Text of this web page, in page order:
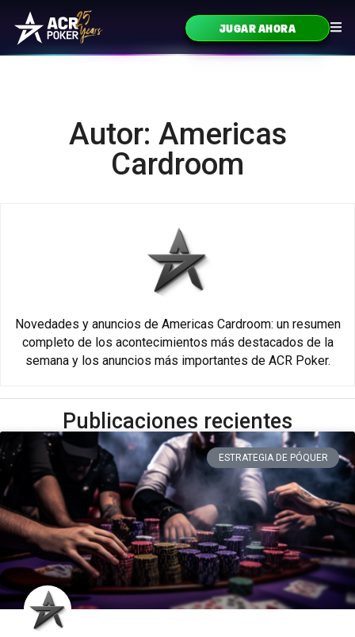
Ir al contenido
Navegación principalJUGAR AHORA
Autor: Americas
Cardroom
Novedades y anuncios de Americas Cardroom: un resumen
completo de los acontecimientos más destacados de la
semana y los anuncios más importantes de ACR Poker.
Publicaciones recientes
ESTRATEGIA DE PÓQUER